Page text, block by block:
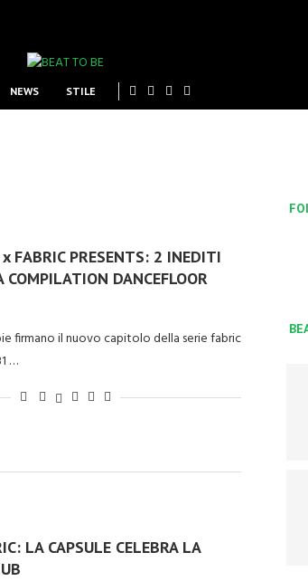
NEWS STILE
FABRIC PRESENTS: 2 INEDITI
COMPILATION DANCEFLOOR
firmano il nuovo capitolo della serie fabric
…
LA CAPSULE CELEBRA LA